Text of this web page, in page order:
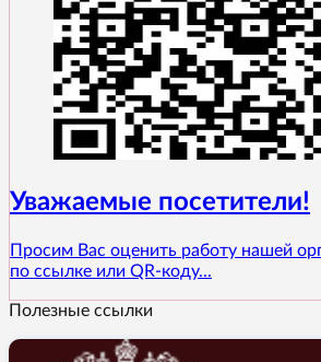
Уважаемые посетители!
Просим Вас оценить работу нашей
по ссылке или QR-коду...
Полезные ссылки